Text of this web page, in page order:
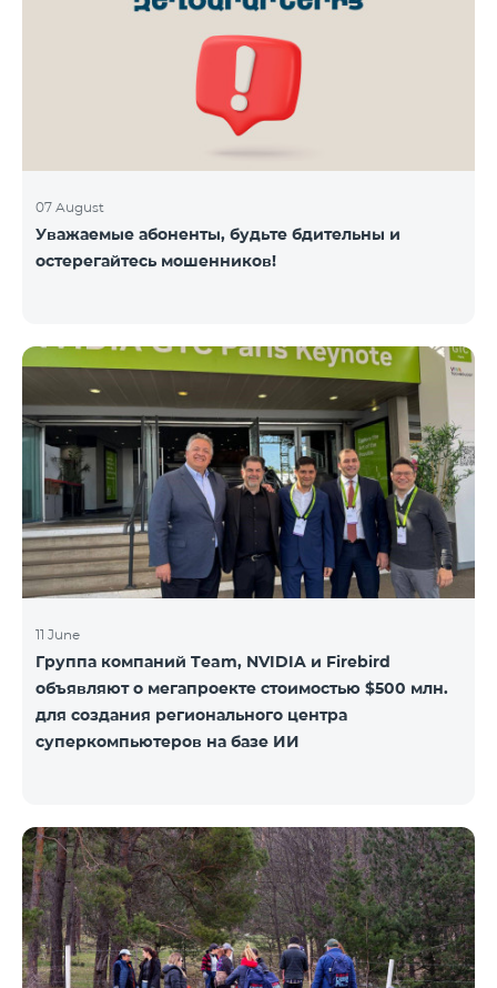
07 August
Уважаемые абоненты, будьте бдительны и
остерегайтесь мошенников!
11 June
Группа компаний Team, NVIDIA и Firebird
объявляют о мегапроекте стоимостью $500 млн.
для создания регионального центра
суперкомпьютеров на базе ИИ